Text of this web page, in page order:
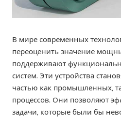
В мире современных
переоценить значение
поддерживают
систем. Эти устройства
частью как промышленных,
процессов. Они позволяют
задачи, которые были бы